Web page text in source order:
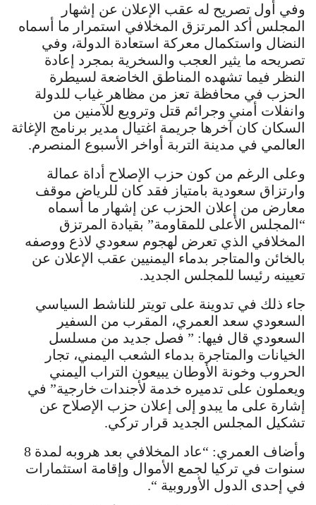
وفي أول تصريح له عقب الإعلان عن إشهار
المجلس أكد المرتزق المخلافي استمرار ما أسماه
النضال واستكمال معركة استعادة الدولة، وفي
تصريحه ما يثير العجب والسخرية بمجرد إعادة
النظر فيما تشهده المناطق الخاضعة لسيطرة
الحزب في محافظة تعز من مظاهر غياب للدولة
وانفلات أمني وجرائم قتل وترويع للآمنين من
السكان كان آخرها جريمة اغتيال مدير برنامج الإغاثة
العالمي في مدينة التربة أواخر الأسبوع المنصرم.
وعلى الرغم من كون حزب الإصلاح أداة عمالة
وارتزاق سعودية بامتياز فقد كان للرياض موقف
معارض من إعلان الحزب عن إشهار ما أسماه
“المجلس الأعلى للمقاومة” بقيادة المرتزق
المخلافي الذي تعرض لهجوم سعودي لاذع ووصفه
بالخائن والمتاجر بدماء اليمنيين عقب الإعلان عن
تعيينه رئيسا للمجلس الجديد.
جاء ذلك في تدوينة على تويتر للناشط السياسي
السعودي سعد العمري، المقرب من السفير
السعودي قال فيها: ” فصل جديد من مسلسل
الخيانات والمتاجرة بدماء الشعب اليمني، تجار
الحروب وخونة الأوطان يبيعون التراب اليمني
ويعملون على تدميره خدمة لأجندات خارجية” في
إشارة على ما يبدو إلى إعلان حزب الإصلاح عن
تشكيل المجلس الجديد قرار تركي.
وأضاف العمري: “عاد المخلافي بعد هروبه لمدة 8
سنوات في تركيا لجمع الأموال وإقامة استثمارات
في إحدى الدول الأوروبية “.